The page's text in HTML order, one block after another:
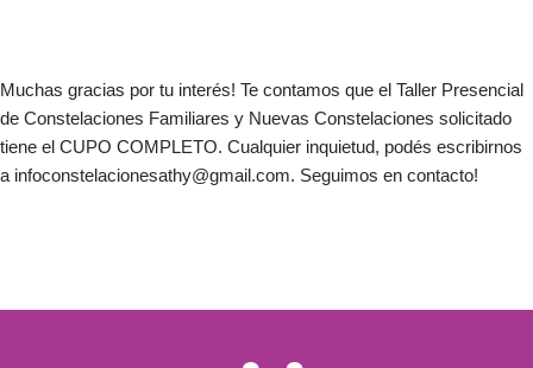
Muchas gracias por tu interés! Te contamos que el Taller Presencial
de Constelaciones Familiares y Nuevas Constelaciones solicitado
tiene el CUPO COMPLETO. Cualquier inquietud, podés escribirnos
a infoconstelacionesathy@gmail.com. Seguimos en contacto!